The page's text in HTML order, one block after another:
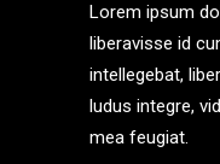
Lorem ipsum
liberavisse id
intellegebat,
ludus integre,
mea feugiat.